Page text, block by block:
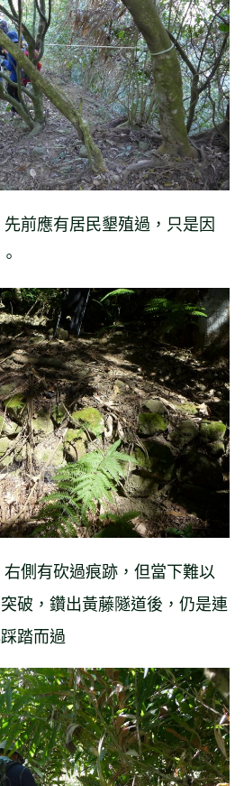
前應有居民墾殖過，只是因
側有砍過痕跡，但當下難以
破，鑽出黃藤隧道後，仍是連
踏而過